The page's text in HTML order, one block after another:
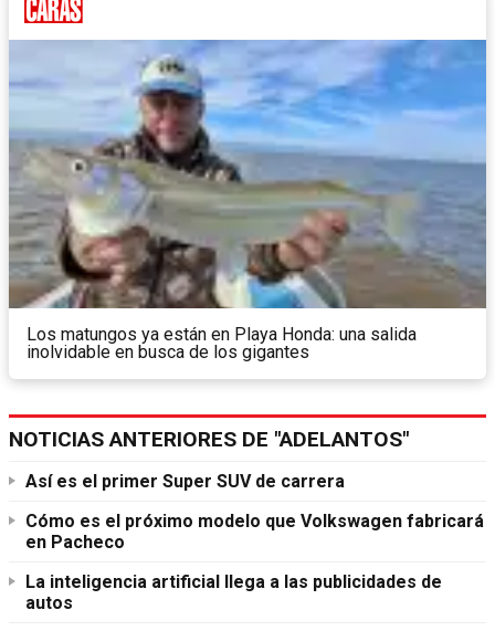
Los matungos ya están en Playa Honda: una salida
inolvidable en busca de los gigantes
NOTICIAS ANTERIORES DE "ADELANTOS"
Así es el primer Super SUV de carrera
Cómo es el próximo modelo que Volkswagen fabricará
en Pacheco
La inteligencia artificial llega a las publicidades de
autos